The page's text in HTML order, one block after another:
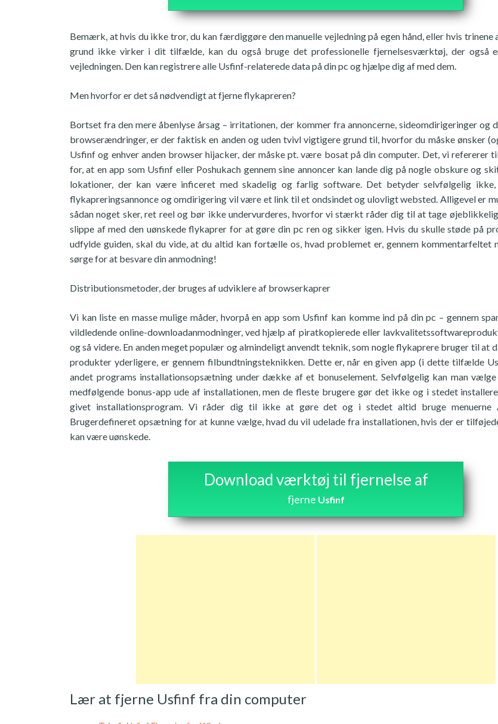
Bemærk, at hvis du ikke tror, du kan færdiggøre den manuelle vejledning på egen hånd, eller hvis trinene
grund ikke virker i dit tilfælde, kan du også bruge det professionelle fjernelsesværktøj, der også
vejledningen. Den kan registrere alle Usfinf-relaterede data på din pc og hjælpe dig af med dem.
Men hvorfor er det så nødvendigt at fjerne flykapreren?
Bortset fra den mere åbenlyse årsag – irritationen, der kommer fra annoncerne, sideomdirigeringer og
browserændringer, er der faktisk en anden og uden tvivl vigtigere grund til, hvorfor du måske ønsker
Usfinf og enhver anden browser hijacker, der måske pt. være bosat på din computer. Det, vi refererer
for, at en app som Usfinf eller Poshukach gennem sine annoncer kan lande dig på nogle obskure og
lokationer, der kan være inficeret med skadelig og farlig software. Det betyder selvfølgelig ikke,
flykapreringsannonce og omdirigering vil være et link til et ondsindet og ulovligt websted. Alligevel er
sådan noget sker, ret reel og bør ikke undervurderes, hvorfor vi stærkt råder dig til at tage
slippe af med den uønskede flykaprer for at gøre din pc ren og sikker igen. Hvis du skulle støde på
udfylde guiden, skal du vide, at du altid kan fortælle os, hvad problemet er, gennem kommentarfeltet
sørge for at besvare din anmodning!
Distributionsmetoder, der bruges af udviklere af browserkaprer
Vi kan liste en masse mulige måder, hvorpå en app som Usfinf kan komme ind på din pc – gennem
vildledende online-downloadanmodninger, ved hjælp af piratkopierede eller
og så videre. En anden meget populær og almindeligt anvendt teknik, som nogle flykaprere bruger til at
produkter yderligere, er gennem filbundtningsteknikken. Dette er, når en given app (i dette tilfælde
andet programs installationsopsætning under dække af et bonuselement. Selvfølgelig kan man
medfølgende bonus-app ude af installationen, men de fleste brugere gør det ikke og i stedet
givet installationsprogram. Vi råder dig til ikke at gøre det og i stedet altid bruge menuerne
Brugerdefineret opsætning for at kunne vælge, hvad du vil udelade fra installationen, hvis der er
kan være uønskede.
Download værktøj til fjernelse af
fjerne Usfinf
Lær at fjerne Usfinf fra din computer